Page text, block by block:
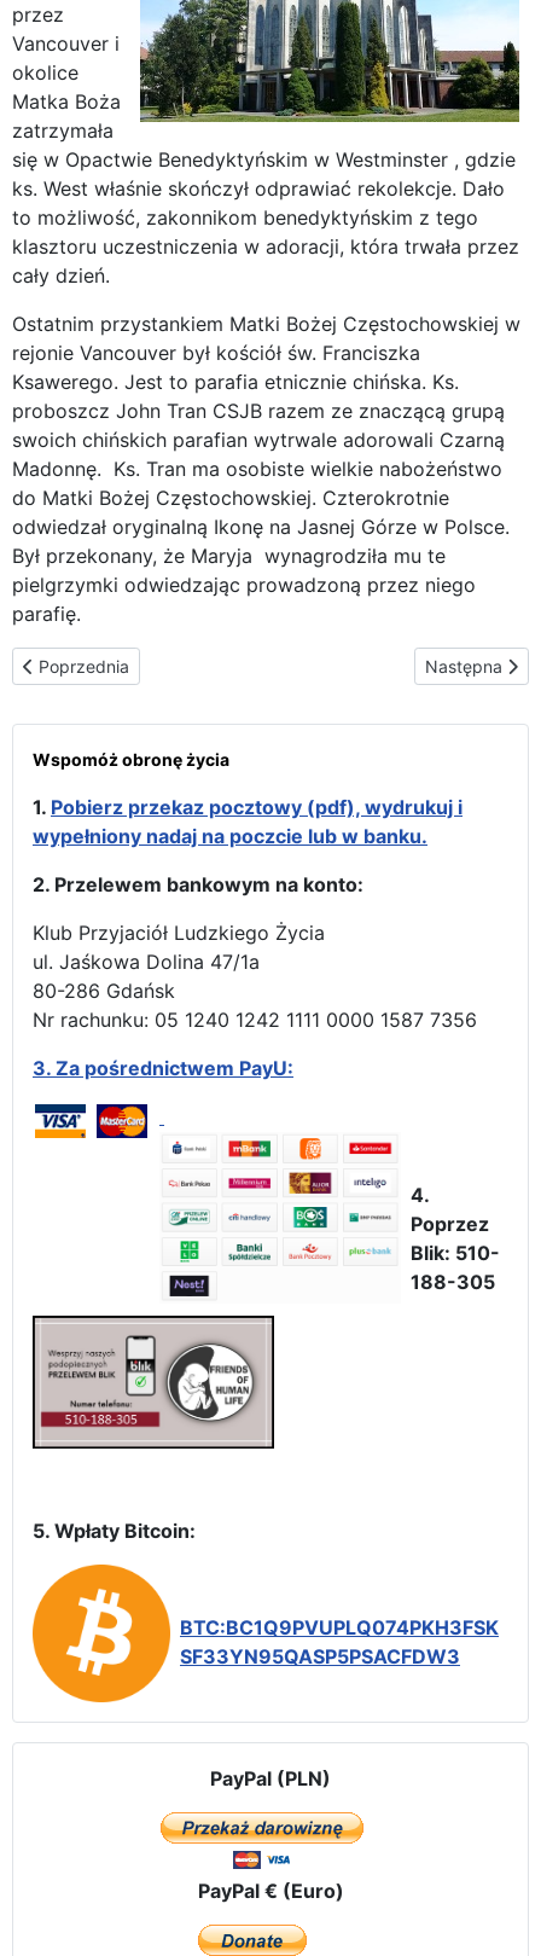
przez
Vancouver i
okolice
Matka Boża
zatrzymała
się w Opactwie Benedyktyńskim w Westminster , gdzie
ks. West właśnie skończył odprawiać rekolekcje. Dało
to możliwość, zakonnikom benedyktyńskim z tego
klasztoru uczestniczenia w adoracji, która trwała przez
cały dzień.
Ostatnim przystankiem Matki Bożej Częstochowskiej w
rejonie Vancouver był kościół św. Franciszka
Ksawerego. Jest to parafia etnicznie chińska. Ks.
proboszcz John Tran CSJB razem ze znaczącą grupą
swoich chińskich parafian wytrwale adorowali Czarną
Madonnę. Ks. Tran ma osobiste wielkie nabożeństwo
do Matki Bożej Częstochowskiej. Czterokrotnie
odwiedzał oryginalną Ikonę na Jasnej Górze w Polsce.
Był przekonany, że Maryja wynagrodziła mu te
pielgrzymki odwiedzając prowadzoną przez niego
parafię.
Poprzednia strona: Ponownie w stanie Waszyngton - na terenie
Poprzednia Następna
Następna
Wspomóż obronę życia
1. Pobierz przekaz pocztowy (pdf), wydrukuj i
wypełniony nadaj na poczcie lub w banku.
2. Przelewem bankowym na konto:
Klub Przyjaciół Ludzkiego Życia
ul. Jaśkowa Dolina 47/1a
80-286 Gdańsk
Nr rachunku: 05 1240 1242 1111 0000 1587 7356
3. Za pośrednictwem PayU:
4.
Poprzez
Blik: 510-
188-305
5. Wpłaty Bitcoin:
BTC:BC1Q9PVUPLQ074PKH3FSK
SF33YN95QASP5PSACFDW3
PayPal (PLN)
PayPal € (Euro)